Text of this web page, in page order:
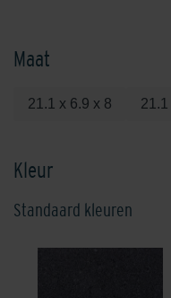
Maat
21.1 x 6.9 x 8
Kleur
Standaard kleuren